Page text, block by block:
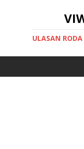
ULASAN